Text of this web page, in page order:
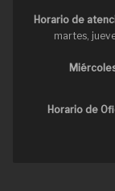
Horario de
martes,
Horario de